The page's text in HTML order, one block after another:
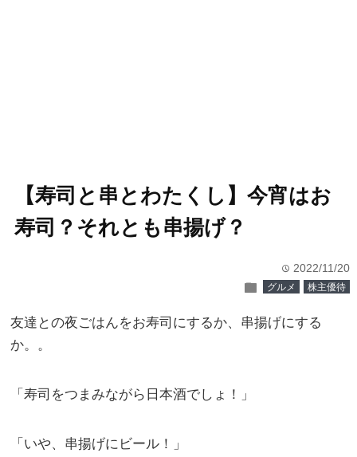
【寿司と串とわたくし】今宵はお
寿司？それとも串揚げ？
time 2022/11/20
folder グルメ 株主優待
友達との夜ごはんをお寿司にするか、串揚げにする
か。。
「寿司をつまみながら日本酒でしょ！」
「いや、串揚げにビール！」